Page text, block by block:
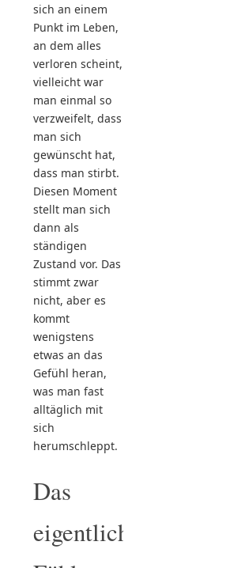
sich an einem
Punkt im Leben,
an dem alles
verloren scheint,
vielleicht war
man einmal so
verzweifelt, dass
man sich
gewünscht hat,
dass man stirbt.
Diesen Moment
stellt man sich
dann als
ständigen
Zustand vor. Das
stimmt zwar
nicht, aber es
kommt
wenigstens
etwas an das
Gefühl heran,
was man fast
alltäglich mit
sich
herumschleppt.
Das
eigentliche